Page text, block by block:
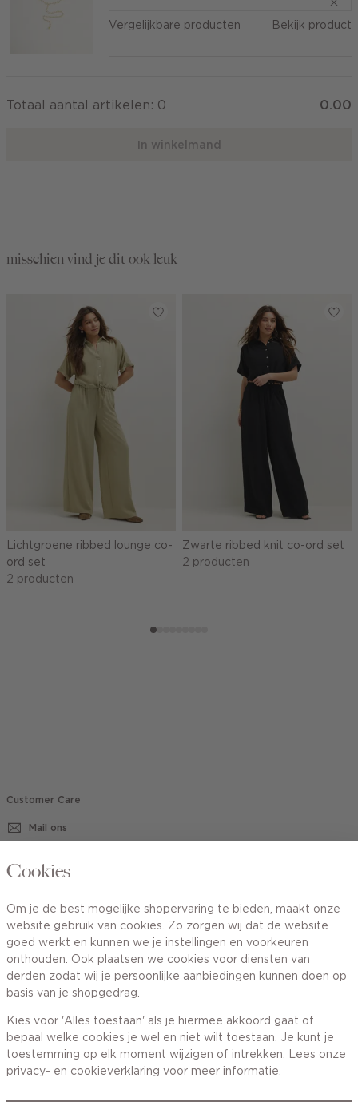
Vergelijkbare producten Bekijk product
Totaal aantal artikelen: 0 0.00
In winkelmand
misschien vind je dit ook leuk
Lichtgroene ribbed lounge co-
ord set
2 producten
Zwarte ribbed knit co-ord set
2 producten
Customer Care
Mail ons
020 - 3412 670
Service
Wij zijn Cotton Club
Topcategorieën voor jou
Cookies
Om je de best mogelijke shopervaring te bieden, maakt onze
website gebruik van cookies. Zo zorgen wij dat de website
goed werkt en kunnen we je instellingen en voorkeuren
onthouden. Ook plaatsen we cookies voor diensten van
derden zodat wij je persoonlijke aanbiedingen kunnen doen op
basis van je shopgedrag.
Kies voor 'Alles toestaan' als je hiermee akkoord gaat of
bepaal welke cookies je wel en niet wilt toestaan. Je kunt je
toestemming op elk moment wijzigen of intrekken. Lees onze
privacy- en cookieverklaring voor meer informatie.